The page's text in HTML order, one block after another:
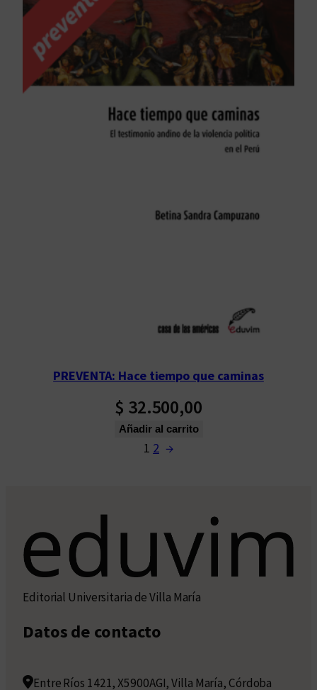
PREVENTA: Hace tiempo que caminas
$ 32.500,00
Añadir al carrito
1 2 →
Editorial Universitaria de Villa María
Datos de contacto
Entre Ríos 1421, X5900AGI, Villa María, Córdoba